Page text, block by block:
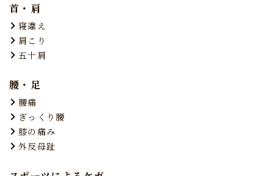
首・肩
寝違え
肩こり
五十肩
腰・足
腰痛
ぎっくり腰
膝の痛み
外反母趾